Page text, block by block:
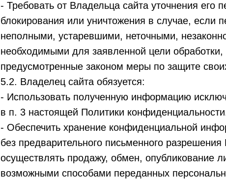
- Требовать от Владельца сайта уточнения его
блокирования или уничтожения в случае, если
неполными, устаревшими, неточными,
необходимыми для заявленной цели обработки,
предусмотренные законом меры по защите
5.2. Владелец сайта обязуется:
- Использовать полученную информацию
в п. 3 настоящей Политики
- Обеспечить хранение конфиденциальной
без предварительного письменного
осуществлять продажу, обмен, опубликование
возможными способами переданных